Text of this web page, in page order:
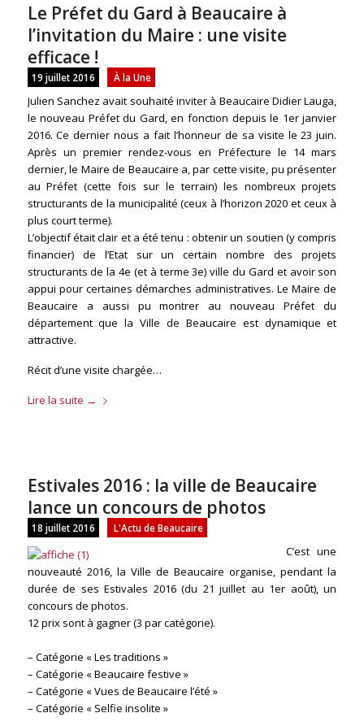
Le Préfet du Gard à Beaucaire à
l’invitation du Maire : une visite
efficace !
19 juillet 2016 À la Une
Julien Sanchez avait souhaité inviter à Beaucaire Didier Lauga,
le nouveau Préfet du Gard, en fonction depuis le 1er janvier
2016. Ce dernier nous a fait l’honneur de sa visite le 23 juin.
Après un premier rendez-vous en Préfecture le 14 mars
dernier, le Maire de Beaucaire a, par cette visite, pu présenter
au Préfet (cette fois sur le terrain) les nombreux projets
structurants de la municipalité (ceux à l’horizon 2020 et ceux à
plus court terme).
L’objectif était clair et a été tenu : obtenir un soutien (y compris
financier) de l’Etat sur un certain nombre des projets
structurants de la 4e (et à terme 3e) ville du Gard et avoir son
appui pour certaines démarches administratives. Le Maire de
Beaucaire a aussi pu montrer au nouveau Préfet du
département que la Ville de Beaucaire est dynamique et
attractive.
Récit d’une visite chargée…
Lire la suite →
Estivales 2016 : la ville de Beaucaire
lance un concours de photos
18 juillet 2016 L'Actu de Beaucaire
C’est une
nouveauté 2016, la Ville de Beaucaire organise, pendant la
durée de ses Estivales 2016 (du 21 juillet au 1er août), un
concours de photos.
12 prix sont à gagner (3 par catégorie).
– Catégorie « Les traditions »
– Catégorie « Beaucaire festive »
– Catégorie « Vues de Beaucaire l’été »
– Catégorie « Selfie insolite »